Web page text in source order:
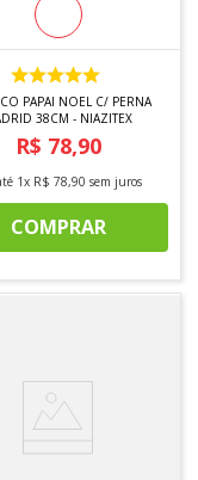
PAPAI NOEL C/ PERNA
38CM - NIAZITEX
R$ 78,90
1x R$ 78,90 sem juros
COMPRAR